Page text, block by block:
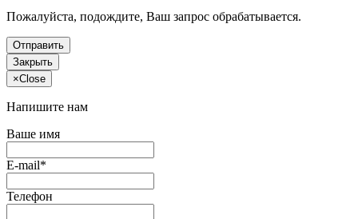
Пожалуйста, подождите, Ваш запрос обрабатывается.
Отправить
Закрыть
×Close
Напишите нам
Ваше имя
E-mail*
Телефон